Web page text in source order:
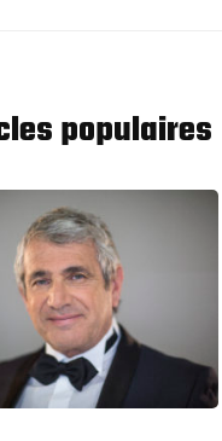
populaires